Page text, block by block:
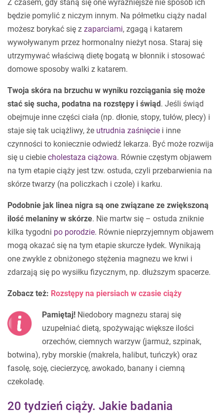
Z czasem, gdy staną się one wyraźniejsze nie sposób ich
będzie pomylić z niczym innym. Na półmetku ciąży nadal
możesz borykać się z zaparciami, zgagą i katarem
wywoływanym przez hormonalny nieżyt nosa. Staraj się
utrzymywać właściwą dietę bogatą w błonnik i stosować
domowe sposoby walki z katarem.
Twoja skóra na brzuchu w wyniku rozciągania się może
stać się sucha, podatna na rozstępy i świąd . Jeśli świąd
obejmuje inne części ciała (np. dłonie, stopy, tułów, plecy) i
staje się tak uciążliwy, że utrudnia zaśnięcie i inne
czynności to koniecznie odwiedź lekarza. Być może rozwija
się u ciebie cholestaza ciążowa. Równie częstym objawem
na tym etapie ciąży jest tzw. ostuda, czyli przebarwienia na
skórze twarzy (na policzkach i czole) i karku.
Podobnie jak linea nigra są one związane ze zwiększoną
ilość melaniny w skórze. Nie martw się – ostuda zniknie
kilka tygodni po porodzie. Równie nieprzyjemnym objawem
mogą okazać się na tym etapie skurcze łydek. Wynikają
one zwykle z obniżonego stężenia magnezu we krwi i
zdarzają się po wysiłku fizycznym, np. dłuższym spacerze.
Zobacz też: Rozstępy na piersiach w czasie ciąży
Pamiętaj! Niedobory magnezu staraj się
uzupełniać dietą, spożywając większe ilości
orzechów, ciemnych warzyw (jarmuż, szpinak,
botwina), ryby morskie (makrela, halibut, tuńczyk) oraz
fasolę, soję, ciecierzycę, awokado, banany i ciemną
czekoladę.
20 tydzień ciąży. Jakie badania